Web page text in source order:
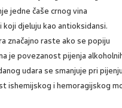
jedne čaše crnog vina
koji djeluju kao antioksidansi.
značajno raste ako se popiju
je povezanost pijenja
udara se smanjuje pri
ishemijskog i hemoragijskog